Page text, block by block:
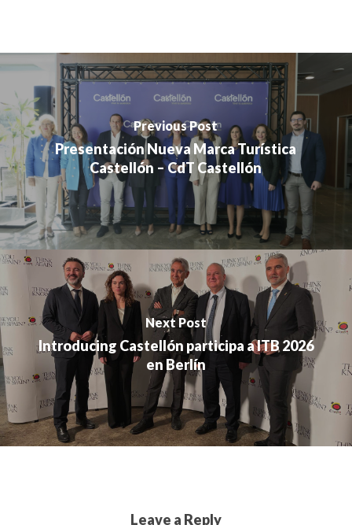
Previous Post
Presentación Nueva Marca Turística
Castellón – CdT Castellón
Next Post
Introducing Castellón participa a ITB 2026
en Berlín
Leave a Reply